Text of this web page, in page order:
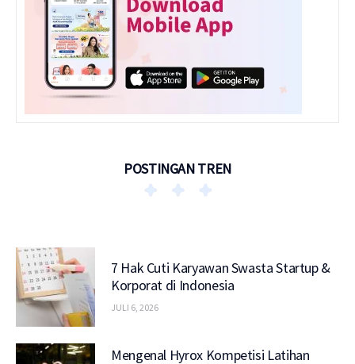
POSTINGAN TREN
7 Hak Cuti Karyawan Swasta Startup &
Korporat di Indonesia
JULI 6, 2026
Mengenal Hyrox Kompetisi Latihan